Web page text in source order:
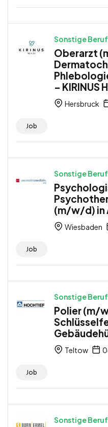
Sonstige
Oberarzt
– KIRINUS
Hersbruck
Job
Sonstige
(m/w/d) in
Wiesbaden
Job
Sonstige
Polier (m/
Teltow
Job
Sonstige